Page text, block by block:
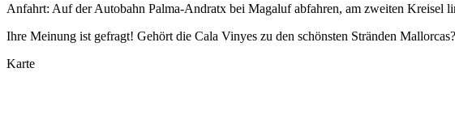
Anfahrt: Auf der Autobahn Palma-Andratx bei Magaluf abfahren, am zweiten Kreisel
Ihre Meinung ist gefragt! Gehört die Cala Vinyes zu den schönsten Stränden
Karte